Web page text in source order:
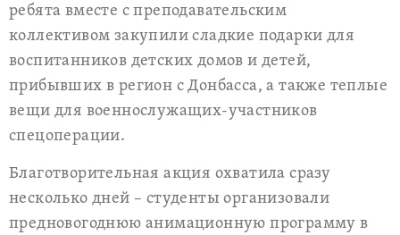
ребята вместе с преподавательским
коллективом закупили сладкие подарки для
воспитанников детских домов и детей,
прибывших в регион с Донбасса, а также теплые
вещи для военнослужащих-участников
спецоперации.
Благотворительная акция охватила сразу
несколько дней – студенты организовали
предновогоднюю анимационную программу в